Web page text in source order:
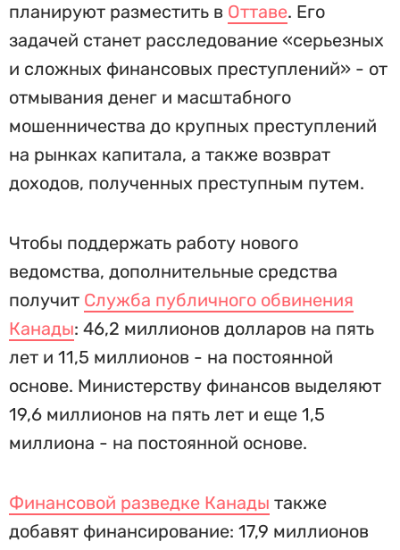
планируют разместить в Оттаве. Его
задачей станет расследование «серьезных
и сложных финансовых преступлений» - от
отмывания денег и масштабного
мошенничества до крупных преступлений
на рынках капитала, а также возврат
доходов, полученных преступным путем.
Чтобы поддержать работу нового
ведомства, дополнительные средства
получит Служба публичного обвинения
Канады: 46,2 миллионов долларов на пять
лет и 11,5 миллионов - на постоянной
основе. Министерству финансов выделяют
19,6 миллионов на пять лет и еще 1,5
миллиона - на постоянной основе.
Финансовой разведке Канады также
добавят финансирование: 17,9 миллионов